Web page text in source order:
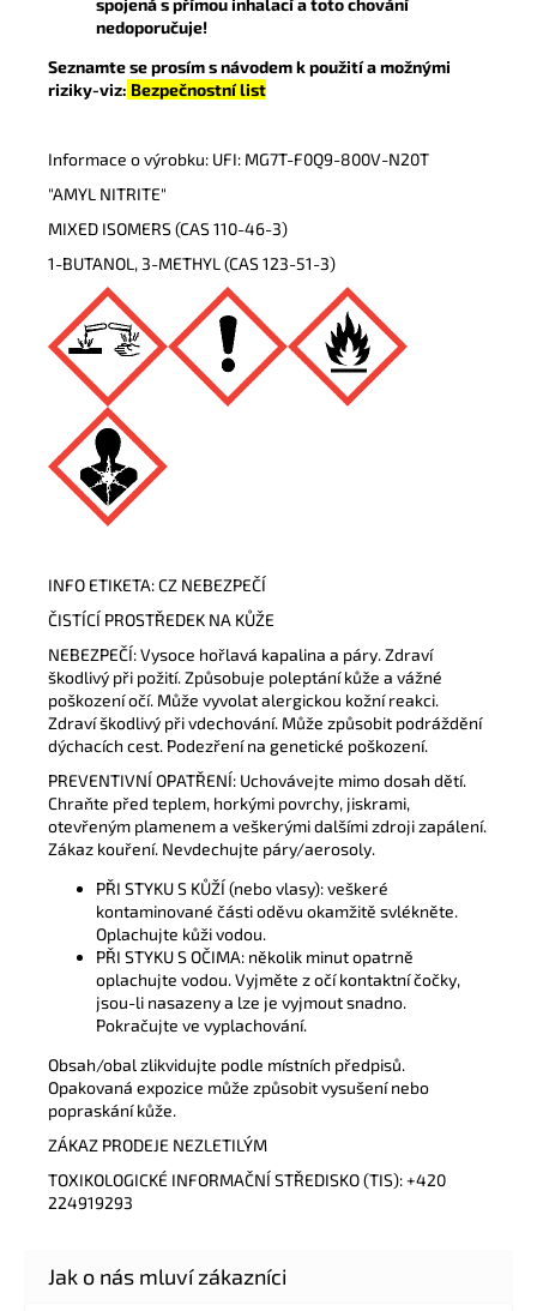
nedoporučuje!
Seznamte se prosím s návodem k použití a možnými
riziky-viz: Bezpečnostní list
Informace o výrobku: UFI: MG7T-F0Q9-800V-N20T
"AMYL NITRITE"
MIXED ISOMERS (CAS 110-46-3)
1-BUTANOL, 3-METHYL (CAS 123-51-3)
INFO ETIKETA: CZ NEBEZPEČÍ
ČISTÍCÍ PROSTŘEDEK NA KŮŽE
NEBEZPEČÍ: Vysoce hořlavá kapalina a páry. Zdraví
škodlivý při požití. Způsobuje poleptání kůže a vážné
poškození očí. Může vyvolat alergickou kožní reakci.
Zdraví škodlivý při vdechování. Může způsobit podráždění
dýchacích cest. Podezření na genetické poškození.
PREVENTIVNÍ OPATŘENÍ: Uchovávejte mimo dosah dětí.
Chraňte před teplem, horkými povrchy, jiskrami,
otevřeným plamenem a veškerými dalšími zdroji zapálení.
Zákaz kouření. Nevdechujte páry/aerosoly.
PŘI STYKU S KŮŽÍ (nebo vlasy): veškeré
kontaminované části oděvu okamžitě svlékněte.
Oplachujte kůži vodou.
PŘI STYKU S OČIMA: několik minut opatrně
oplachujte vodou. Vyjměte z očí kontaktní čočky,
jsou-li nasazeny a lze je vyjmout snadno.
Pokračujte ve vyplachování.
Obsah/obal zlikvidujte podle místních předpisů.
Opakovaná expozice může způsobit vysušení nebo
popraskání kůže.
ZÁKAZ PRODEJE NEZLETILÝM
TOXIKOLOGICKÉ INFORMAČNÍ STŘEDISKO (TIS): +420
224919293